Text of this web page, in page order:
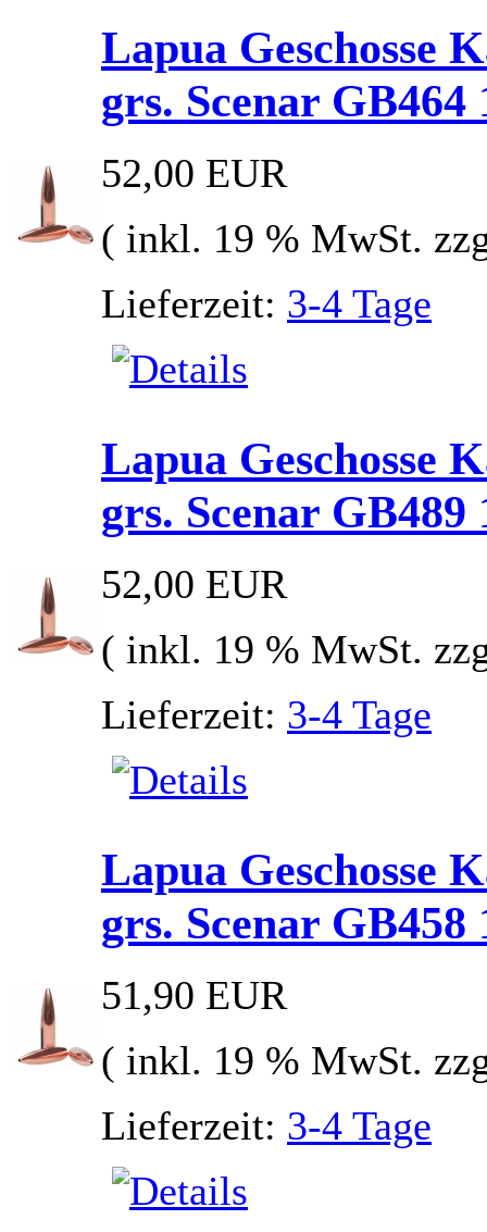
Lapua Geschosse
grs. Scenar GB464
52,00 EUR
( inkl. 19 % MwSt.
Lieferzeit: 3-4 Tage
Lapua Geschosse
grs. Scenar GB489
52,00 EUR
( inkl. 19 % MwSt.
Lieferzeit: 3-4 Tage
Lapua Geschosse
grs. Scenar GB458
51,90 EUR
( inkl. 19 % MwSt.
Lieferzeit: 3-4 Tage